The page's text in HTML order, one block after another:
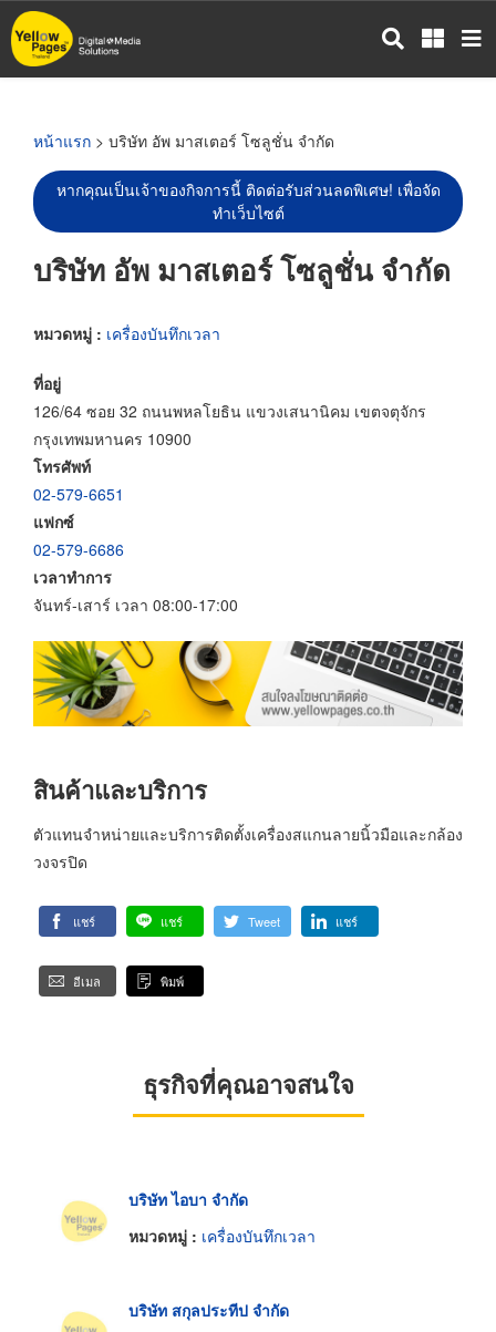
ข้าม
ไป
หน้าแรก > บริษัท อัพ มาสเตอร์ โซลูชั่น จำกัด
หากคุณเป็นเจ้าของกิจการนี้ ติดต่อรับส่วนลดพิเศษ! เพื่อจัด
ทำเว็บไซต์
บริษัท อัพ มาสเตอร์ โซลูชั่น จำกัด
หมวดหมู่ : เครื่องบันทึกเวลา
ที่อยู่
126/64 ซอย 32 ถนนพหลโยธิน แขวงเสนานิคม เขตจตุจักร
กรุงเทพมหานคร 10900
โทรศัพท์
02-579-6651
แฟกซ์
02-579-6686
เวลาทำการ
จันทร์-เสาร์ เวลา 08:00-17:00
สินค้าและบริการ
ตัวแทนจำหน่ายและบริการติดตั้งเครื่องสแกนลายนิ้วมือและกล้อง
วงจรปิด
แชร์ แชร์ Tweet แชร์
อีเมล พิมพ์
ธุรกิจที่คุณอาจสนใจ
บริษัท ไอบา จำกัด
หมวดหมู่ : เครื่องบันทึกเวลา
บริษัท สกุลประทีป จำกัด